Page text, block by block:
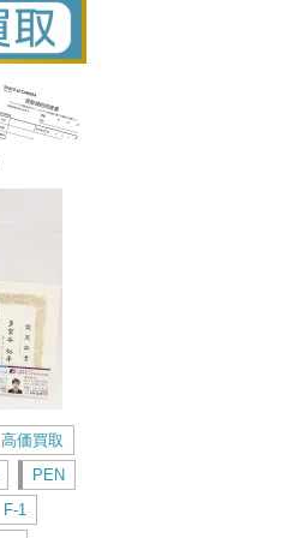
高価買取
PEN
F-1